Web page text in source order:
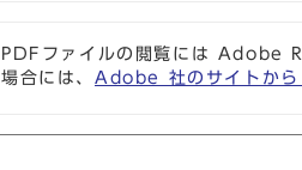
PDFファイルの閲覧には Adobe
場合には、 Adobe 社のサイトか